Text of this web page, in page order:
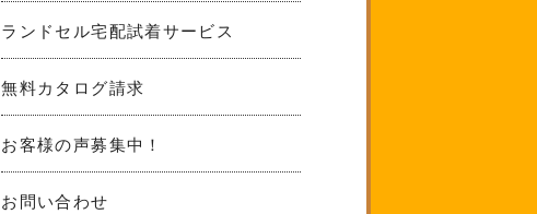
ランドセル宅配試着サービス
無料カタログ請求
お客様の声募集中！
お問い合わせ